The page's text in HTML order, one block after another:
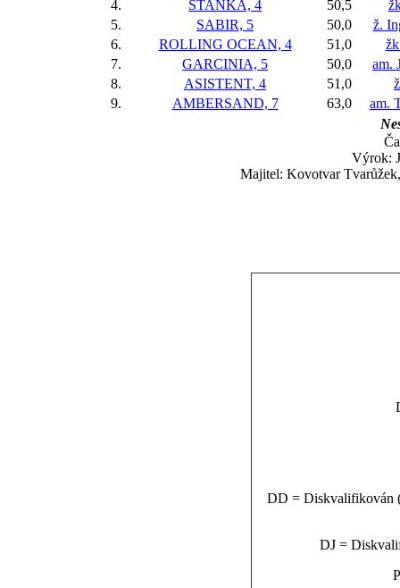
4.
STAŇKA, 4 50,5
5.
SABIR, 5 50,0
ž.
6.
ROLLING OCEAN, 4 51,0
7.
GARCINIA, 5 50,0
am.
8.
ASISTENT, 4 51,0
9.
AMBERSAND, 7 63,0
am.
Výrok:
Majitel: Kovotvar
DD = Diskvalifikován
DJ =